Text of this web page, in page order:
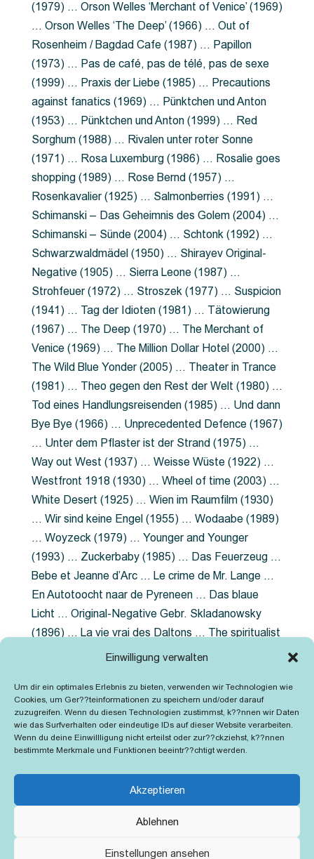
Einwilligung verwalten
Um dir ein optimales Erlebnis zu bieten, verwenden wir Technologien wie
Cookies, um Ger??teinformationen zu speichern und/oder darauf
zuzugreifen. Wenn du diesen Technologien zustimmst, k??nnen wir Daten
wie das Surfverhalten oder eindeutige IDs auf dieser Website verarbeiten.
Wenn du deine Einwillligung nicht erteilst oder zur??ckziehst, k??nnen
bestimmte Merkmale und Funktionen beeintr??chtigt werden.
Akzeptieren
Ablehnen
Einstellungen ansehen
(1979) … Orson Welles ‘Merchant of Venice’ (1969)
… Orson Welles ‘The Deep’ (1966) … Out of
Rosenheim / Bagdad Cafe (1987) … Papillon
(1973) … Pas de café, pas de télé, pas de sexe
(1999) … Praxis der Liebe (1985) … Precautions
against fanatics (1969) … Pünktchen und Anton
(1953) … Pünktchen und Anton (1999) … Red
Sorghum (1988) … Rivalen unter roter Sonne
(1971) … Rosa Luxemburg (1986) … Rosalie goes
shopping (1989) … Rose Bernd (1957) …
Rosenkavalier (1925) … Salmonberries (1991) …
Schimanski – Das Geheimnis des Golem (2004) …
Schimanski – Sünde (2004) … Schtonk (1992) …
Schwarzwaldmädel (1950) … Shirayev Original-
Negative (1905) … Sierra Leone (1987) …
Strohfeuer (1972) … Stroszek (1977) … Suspicion
(1941) … Tag der Idioten (1981) … Tätowierung
(1967) … The Deep (1970) … The Merchant of
Venice (1969) … The Million Dollar Hotel (2000) …
The Wild Blue Yonder (2005) … Theater in Trance
(1981) … Theo gegen den Rest der Welt (1980) …
Tod eines Handlungsreisenden (1985) … Und dann
Bye Bye (1966) … Unprecedented Defence (1967)
… Unter dem Pflaster ist der Strand (1975) …
Way out West (1937) … Weisse Wüste (1922) …
Westfront 1918 (1930) … Wheel of time (2003) …
White Desert (1925) … Wien im Raumfilm (1930)
… Wir sind keine Engel (1955) … Wodaabe (1989)
… Woyzeck (1979) … Younger and Younger
(1993) … Zuckerbaby (1985) … Das Feuerzeug …
Bebe et Jeanne d’Arc … Le crime de Mr. Lange …
En Autotoocht naar de Pyreneen … Das blaue
Licht … Original-Negative Gebr. Skladanowsky
(1896) … La vie vrai des Daltons … The spiritualist
photographer … Feuer im Fjord … The Song of the
Grubenlampe … Tolstoy … Grün ist die Heide …
Lady Hamilton … Mütter verzaget nicht …
Ruttmann Werbefilme